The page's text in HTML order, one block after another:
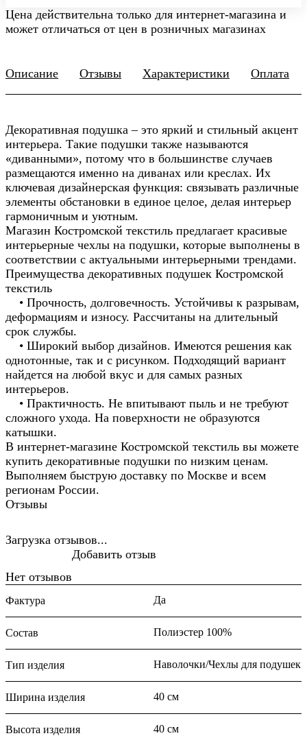
Цена действительна только для интернет-магазина и
может отличаться от цен в розничных магазинах
Описание Отзывы Характеристики Оплата
Декоративная подушка – это яркий и стильный акцент
интерьера. Такие подушки также называются
«диванными», потому что в большинстве случаев
размещаются именно на диванах или креслах. Их
ключевая дизайнерская функция: связывать различные
элементы обстановки в единое целое, делая интерьер
гармоничным и уютным.
Магазин Костромской текстиль предлагает красивые
интерьерные чехлы на подушки, которые выполнены в
соответствии с актуальными интерьерными трендами.
Преимущества декоративных подушек Костромской
текстиль
• Прочность, долговечность. Устойчивы к разрывам,
деформациям и износу. Рассчитаны на длительный
срок службы.
• Широкий выбор дизайнов. Имеются решения как
однотонные, так и с рисунком. Подходящий вариант
найдется на любой вкус и для самых разных
интерьеров.
• Практичность. Не впитывают пыль и не требуют
сложного ухода. На поверхности не образуются
катышки.
В интернет-магазине Костромской текстиль вы можете
купить декоративные подушки по низким ценам.
Выполняем быструю доставку по Москве и всем
регионам России.
Отзывы
Загрузка отзывов...
Нет отзывов
Добавить отзыв
Фактура Да
Состав Полиэстер 100%
Тип изделия Наволочки/Чехлы для подушек
Ширина изделия 40 см
Высота изделия 40 см